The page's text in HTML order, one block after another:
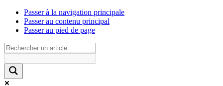
Passer à la navigation principale
Passer au contenu principal
Passer au pied de page